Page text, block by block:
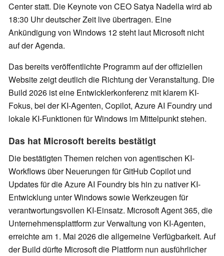
Center statt. Die Keynote von CEO Satya Nadella wird ab
18:30 Uhr deutscher Zeit live übertragen. Eine
Ankündigung von Windows 12 steht laut Microsoft nicht
auf der Agenda.
Das bereits veröffentlichte Programm auf der offiziellen
Website zeigt deutlich die Richtung der Veranstaltung. Die
Build 2026 ist eine Entwicklerkonferenz mit klarem KI-
Fokus, bei der KI-Agenten, Copilot, Azure AI Foundry und
lokale KI-Funktionen für Windows im Mittelpunkt stehen.
Das hat Microsoft bereits bestätigt
Die bestätigten Themen reichen von agentischen KI-
Workflows über Neuerungen für GitHub Copilot und
Updates für die Azure AI Foundry bis hin zu nativer KI-
Entwicklung unter Windows sowie Werkzeugen für
verantwortungsvollen KI-Einsatz. Microsoft Agent 365, die
Unternehmensplattform zur Verwaltung von KI-Agenten,
erreichte am 1. Mai 2026 die allgemeine Verfügbarkeit. Auf
der Build dürfte Microsoft die Plattform nun ausführlicher